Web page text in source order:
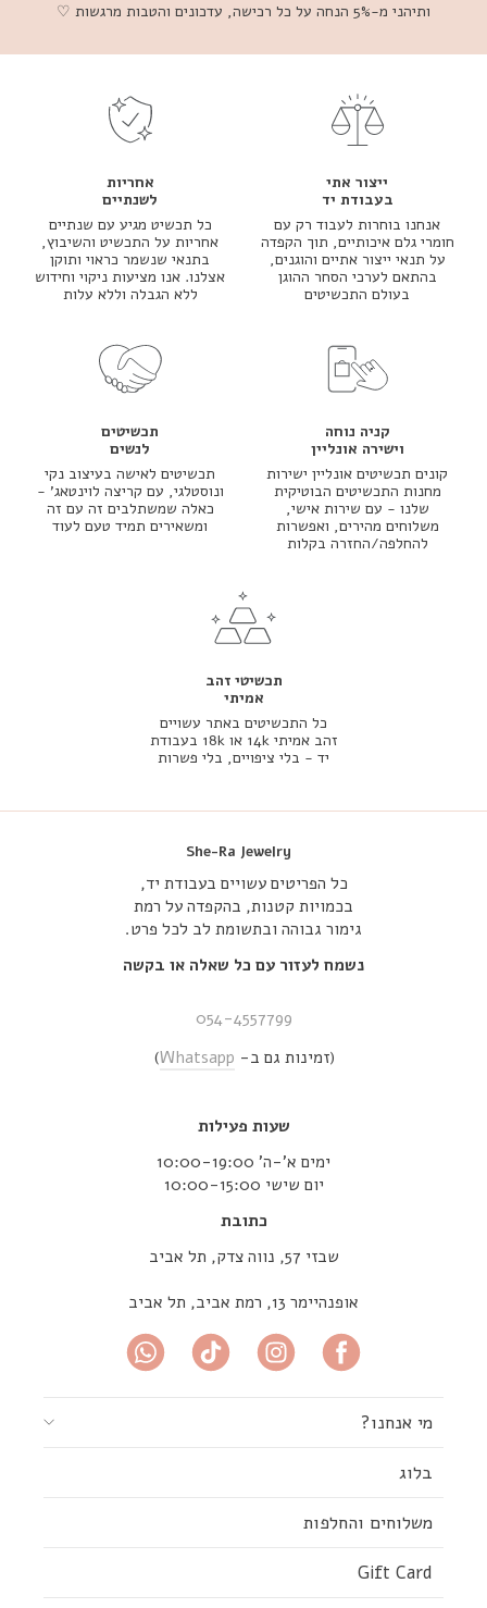
ותיהני מ-5% הנחה על כל רכישה, עדכונים והטבות מרגשות ♡
תכשיטים
לנשים
תכשיטים לאישה בעיצוב נקי
ונוסטלגי, עם קריצה לוינטאג' -
כאלה שמשתלבים זה עם זה
ומשאירים תמיד טעם לעוד
תכשיטי זהב
אמיתי
כל התכשיטים באתר עשויים
זהב אמיתי 14k או 18k בעבודת
יד - בלי ציפויים, בלי פשרות
ייצור אתי
בעבודת יד
אנחנו בוחרות לעבוד רק עם
חומרי גלם איכותיים, תוך הקפדה
על תנאי ייצור אתיים והוגנים,
בהתאם לערכי הסחר ההוגן
בעולם התכשיטים
אחריות
לשנתיים
כל תכשיט מגיע עם שנתיים
אחריות על התכשיט והשיבוץ,
בתנאי שנשמר כראוי ותוקן
אצלנו. אנו מציעות ניקוי וחידוש
ללא הגבלה וללא עלות
קניה נוחה
וישירה אונליין
קונים תכשיטים אונליין ישירות
מחנות התכשיטים הבוטיקית
שלנו - עם שירות אישי,
משלוחים מהירים, ואפשרות
להחלפה/החזרה בקלות
She-Ra Jewelry
כל הפריטים עשויים בעבודת יד,
בכמויות קטנות, בהקפדה על רמת
גימור גבוהה ובתשומת לב לכל פרט.
נשמח לעזור עם כל שאלה או בקשה
054-4557799
(זמינות גם ב- Whatsapp
)
שעות פעילות
ימים א’-ה’ 10:00-19:00
יום שישי 10:00-15:00
כתובת
שבזי 57, נווה צדק, תל אביב
אופנהיימר 13, רמת אביב, תל אביב
מי אנחנו?
בלוג
משלוחים והחלפות
Gift Card